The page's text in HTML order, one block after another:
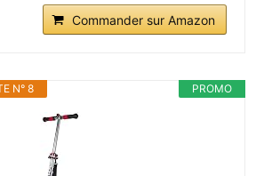
Commander sur Amazon
PROMO
N° 8